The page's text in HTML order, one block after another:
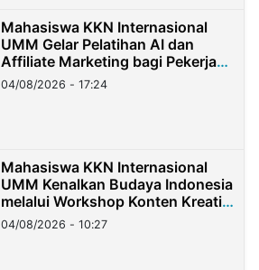
Mahasiswa KKN Internasional
UMM Gelar Pelatihan AI dan
Affiliate Marketing bagi Pekerja
Migran Indonesia di Taiwan
04/08/2026 - 17:24
Mahasiswa KKN Internasional
UMM Kenalkan Budaya Indonesia
melalui Workshop Konten Kreatif
di Taiwan
04/08/2026 - 10:27